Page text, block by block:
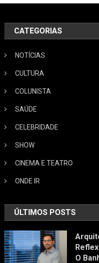
CATEGORIAS
NOTÍCIAS
CULTURA
COLUNISTA
SAÚDE
CELEBRIDADE
SHOW
CINEMA E TEATRO
ONDE IR
ÚLTIMOS POSTS
O